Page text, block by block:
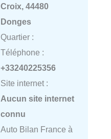
Croix, 44480
Donges
Quartier :
Téléphone :
+33240225356
Site internet :
Aucun site internet
connu
Auto Bilan France à